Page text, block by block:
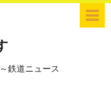
鉄道ニュース